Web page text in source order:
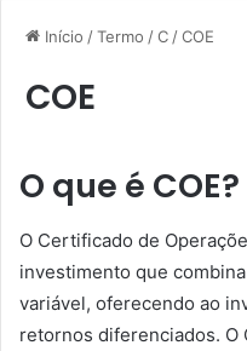
Início /Termo /C /COE
COE
O que é COE?
O Certificado de
investimento que
variável, oferecendo ao
retornos diferenciados. O